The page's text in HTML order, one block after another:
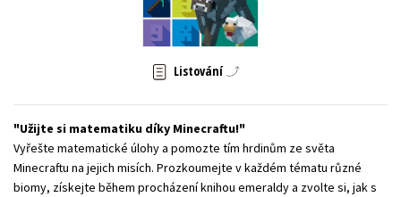
Zahraniční literatura
Všechny tituly
Listování
Užijte si matematiku díky Minecraftu!
Vyřešte matematické úlohy a pomozte tím hrdinům ze světa
Minecraftu na jejich misích. Prozkoumejte v každém tématu různé
biomy, získejte během procházení knihou emeraldy a zvolte si, jak s